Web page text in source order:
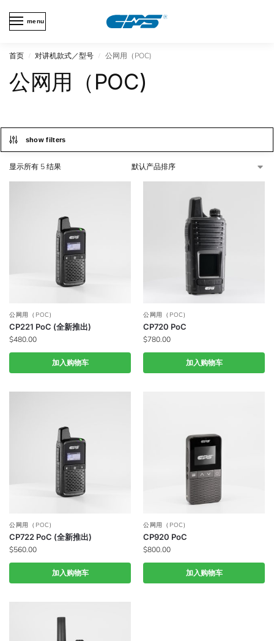
menu
首页 / 对讲机款式／型号 / 公网用（POC)
公网用（POC)
show filters
显示所有 5 结果
公网用（POC)
CP221 PoC (全新推出)
$480.00
加入购物车
公网用（POC)
CP720 PoC
$780.00
加入购物车
公网用（POC)
CP722 PoC (全新推出)
$560.00
加入购物车
公网用（POC)
CP920 PoC
$800.00
加入购物车